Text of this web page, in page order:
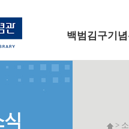
백범김구기
식 >